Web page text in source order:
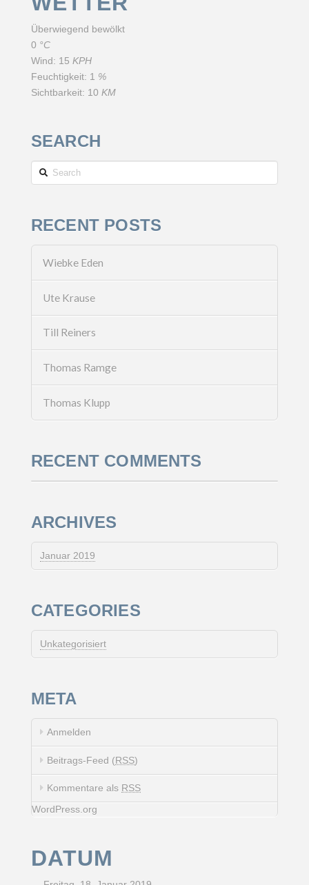
Überwiegend bewölkt
0 °C
Wind: 15 KPH
Feuchtigkeit: 1 %
Sichtbarkeit: 10 KM
SEARCH
Search
RECENT POSTS
Wiebke Eden
Ute Krause
Till Reiners
Thomas Ramge
Thomas Klupp
RECENT COMMENTS
ARCHIVES
Januar 2019
CATEGORIES
Unkategorisiert
META
Anmelden
Beitrags-Feed (RSS)
Kommentare als RSS
WordPress.org
DATUM